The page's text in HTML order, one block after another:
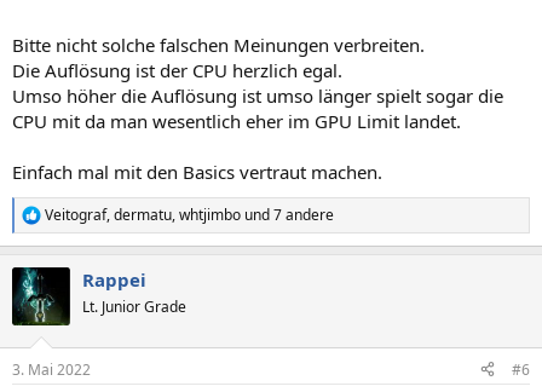
Bitte nicht solche falschen Meinungen verbreiten.
Die Auflösung ist der CPU herzlich egal.
Umso höher die Auflösung ist umso länger spielt sogar die
CPU mit da man wesentlich eher im GPU Limit landet.
Einfach mal mit den Basics vertraut machen.
R
e
k
t
i
e
Veitograf,dermatu,whtjimbo und 7 andere
Rappei
Lt. Junior Grade
3. Mai 2022 #6